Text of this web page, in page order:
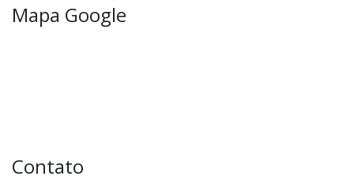
Mapa Google
Contato